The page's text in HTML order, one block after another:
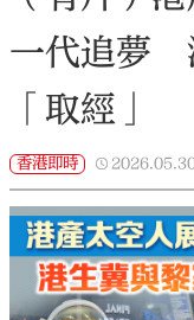
一代追夢
「取經」
香港即時